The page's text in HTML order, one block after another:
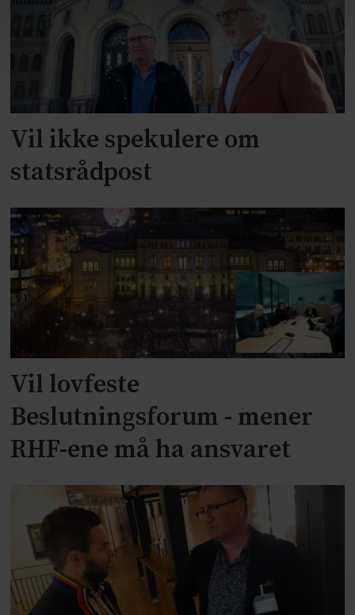
Vil ikke spekulere om
statsrådpost
Vil lovfeste
Beslutningsforum - mener
RHF-ene må ha ansvaret